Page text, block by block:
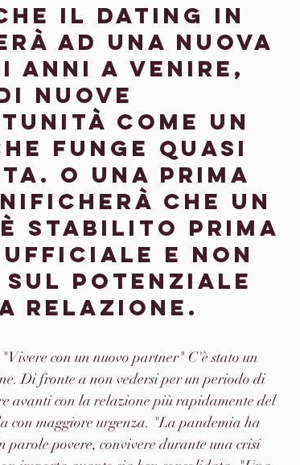
il dating in
ad una nuova
a venire,
nuove
come un
funge quasi
O una prima
che un
stabilito prima
ufficiale e non
sul potenziale
relazione.
con un nuovo partner" C'è stato un
Di fronte a non vedersi per un periodo di
avanti con la relazione più rapidamente del
con maggiore urgenza. "La pandemia ha
povere, convivere durante una crisi